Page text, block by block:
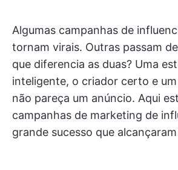
Algumas campanhas de
tornam virais. Outras passam
que diferencia as duas? Uma
inteligente, o criador certo e
não pareça um anúncio. Aqui
campanhas de marketing de
grande sucesso que